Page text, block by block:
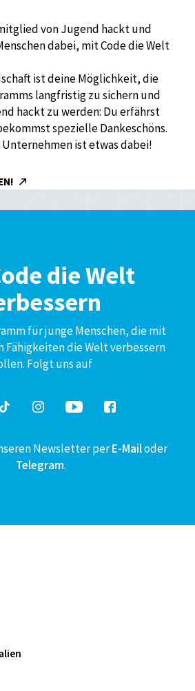
von Jugend hackt und
dabei, mit Code die Welt
ist deine Möglichkeit, die
langfristig zu sichern und
hackt zu werden: Du erfährst
spezielle Dankeschöns.
ist etwas dabei!
die Welt
für junge Menschen, die mit
Fähigkeiten die Welt verbessern
Folgt uns auf
Newsletter perE-Mailoder
Telegram.